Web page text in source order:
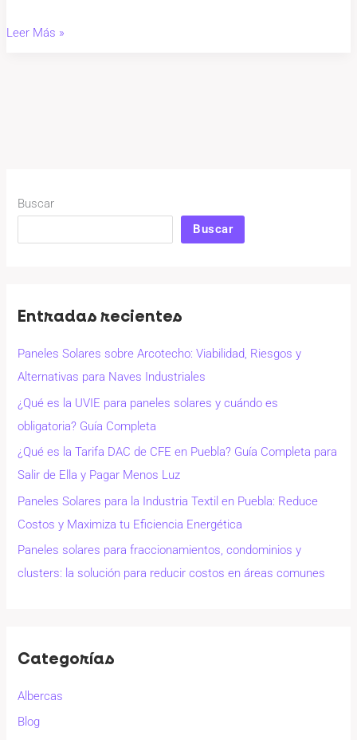
Leer Más »
Buscar
Buscar
Entradas recientes
Paneles Solares sobre Arcotecho: Viabilidad, Riesgos y
Alternativas para Naves Industriales
¿Qué es la UVIE para paneles solares y cuándo es
obligatoria? Guía Completa
¿Qué es la Tarifa DAC de CFE en Puebla? Guía Completa para
Salir de Ella y Pagar Menos Luz
Paneles Solares para la Industria Textil en Puebla: Reduce
Costos y Maximiza tu Eficiencia Energética
Paneles solares para fraccionamientos, condominios y
clusters: la solución para reducir costos en áreas comunes
Categorías
Albercas
Blog